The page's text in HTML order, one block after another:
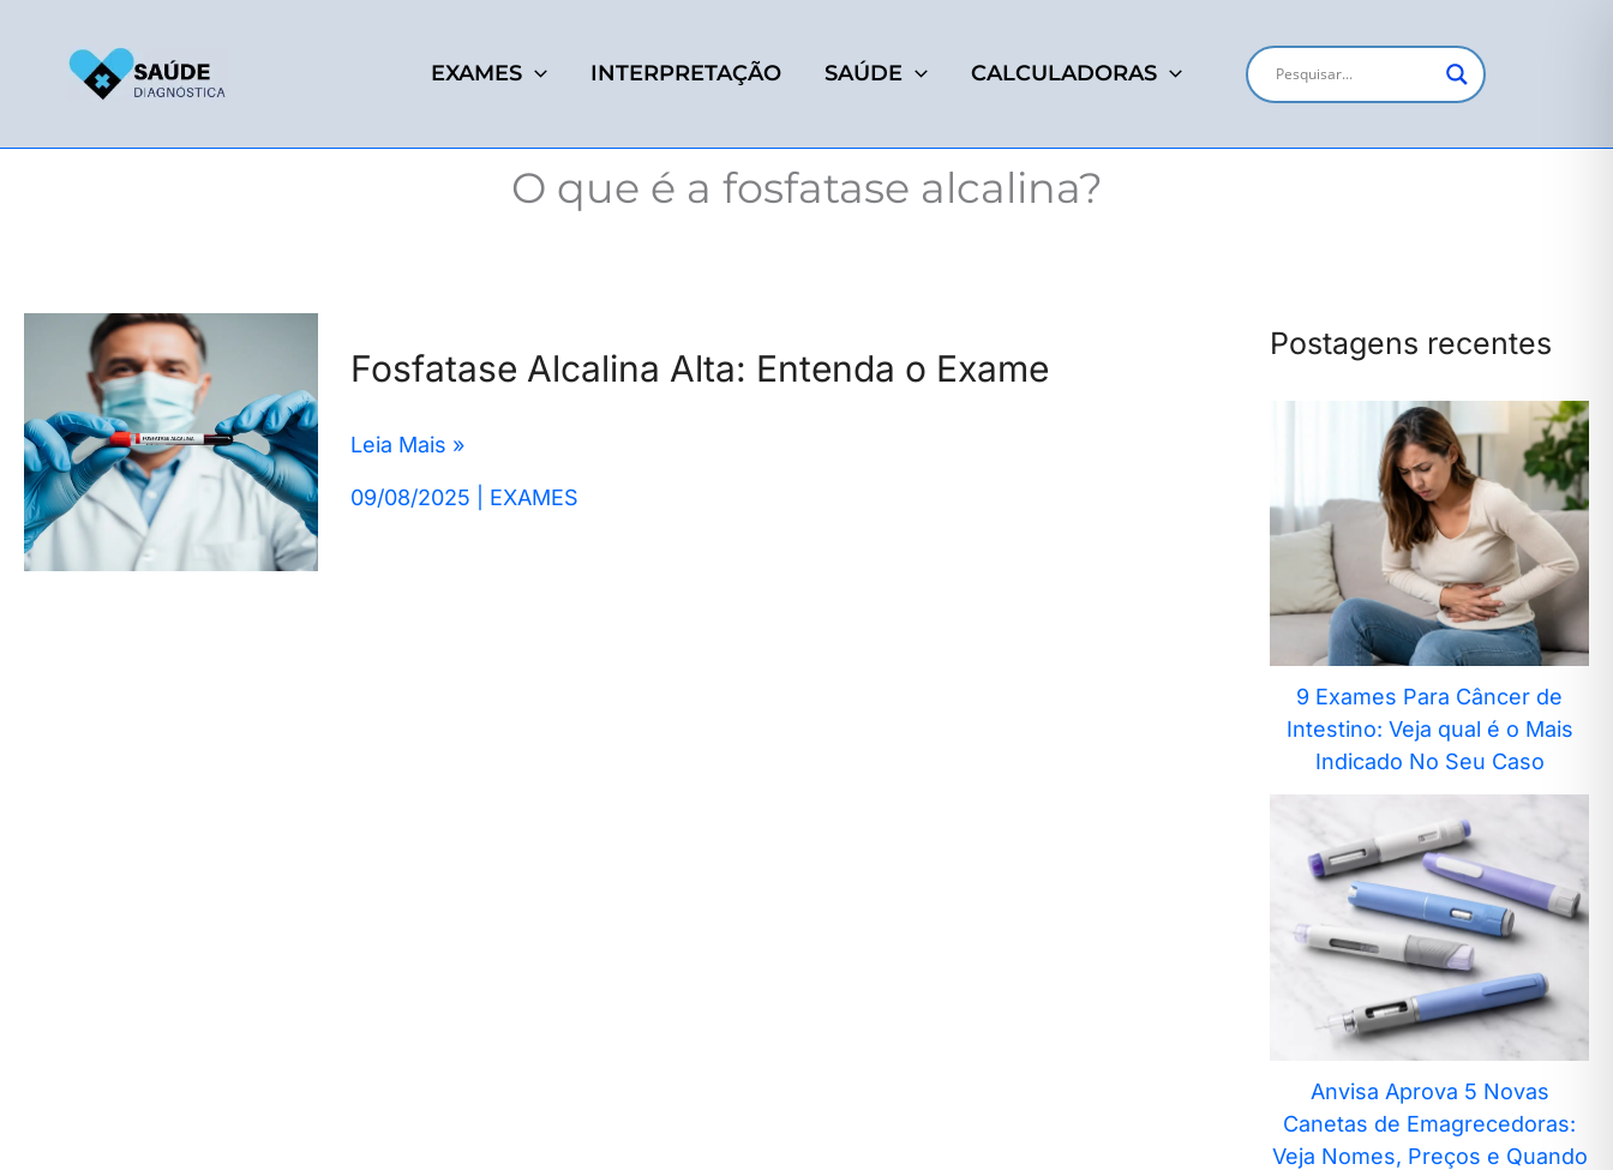
EXAMES INTERPRETAÇÃO SAÚDE CALCULADORAS
O que é a fosfatase alcalina?
Fosfatase Alcalina Alta: Entenda o Exame
Alcalina
Entenda
o
Leia Mais »
09/08/2025 EXAMES
Postagens recentes
9 Exames Para Câncer de
Intestino: Veja qual é o Mais
Indicado No Seu Caso
Anvisa Aprova 5 Novas
Canetas de Emagrecedoras:
Veja Nomes, Preços e Quando